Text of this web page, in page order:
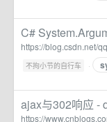
C#
https://blog.csdn.net/
不拘小节的自行车 ·
ajax与302响应 -
https://